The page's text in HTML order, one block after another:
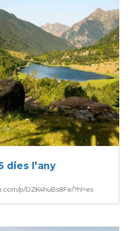
dies l’any
p/DZK4huBs8Fe/?hl=es